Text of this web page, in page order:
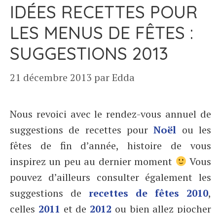
IDÉES RECETTES POUR
LES MENUS DE FÊTES :
SUGGESTIONS 2013
21 décembre 2013 parEdda
Nous revoici avec le rendez-vous annuel de
suggestions de recettes pourNoël ou les
fêtes de fin d’année, histoire de vous
inspirez un peu au dernier moment
Vous
pouvez d’ailleurs consulter également les
suggestions de recettes de fêtes 2010,
celles 2011 et de 2012 ou bien allez piocher